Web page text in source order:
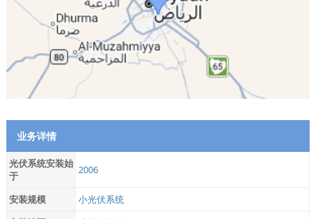
业务详情
光伏系统安装始
于
2006
安装规模
小光伏系统